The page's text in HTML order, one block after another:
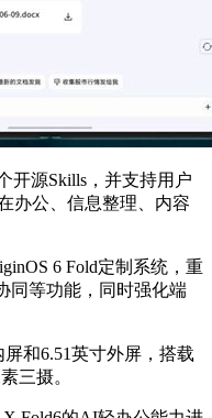
源Skills，并支持用户
办公、信息整理、内容
6 Fold定制系统，重
同等功能，同时强化端
和6.51英寸外屏，搭载
三摄。